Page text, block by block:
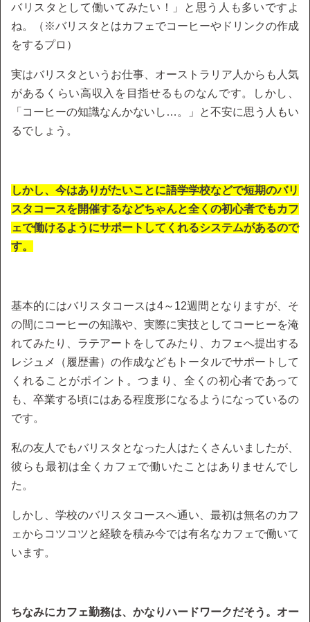
バリスタとして働いてみたい！」と思う人も多いですよ
ね。（※バリスタとはカフェでコーヒーやドリンクの作成
をするプロ）
実はバリスタというお仕事、オーストラリア人からも人気
があるくらい高収入を目指せるものなんです。しかし、
「コーヒーの知識なんかないし…。」と不安に思う人もい
るでしょう。
しかし、今はありがたいことに語学学校などで短期のバリ
スタコースを開催するなどちゃんと全くの初心者でもカフ
ェで働けるようにサポートしてくれるシステムがあるので
す。
基本的にはバリスタコースは4～12週間となりますが、そ
の間にコーヒーの知識や、実際に実技としてコーヒーを淹
れてみたり、ラテアートをしてみたり、カフェへ提出する
レジュメ（履歴書）の作成などもトータルでサポートして
くれることがポイント。つまり、全くの初心者であって
も、卒業する頃にはある程度形になるようになっているの
です。
私の友人でもバリスタとなった人はたくさんいましたが、
彼らも最初は全くカフェで働いたことはありませんでし
た。
しかし、学校のバリスタコースへ通い、最初は無名のカフ
ェからコツコツと経験を積み今では有名なカフェで働いて
います。
ちなみにカフェ勤務は、かなりハードワークだそう。オー